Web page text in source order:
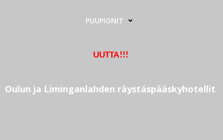
PUUPIONIT
UUTTA!!!
Oulun ja Liminganlahden räystäspääskyhotellit